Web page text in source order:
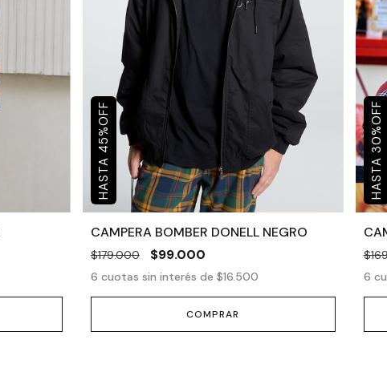
45
%
OFF
CAMPERA BOMBER DONELL NEGRO
$179.000 $99.000
6 cuotas sin interés de $16.500
COMPRAR
30
%
OFF
6